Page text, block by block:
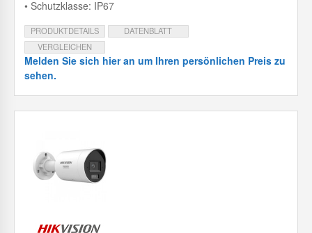
• Schutzklasse: IP67
PRODUKTDETAILS
DATENBLATT
VERGLEICHEN
Melden Sie sich hier an um Ihren persönlichen Preis zu
sehen.